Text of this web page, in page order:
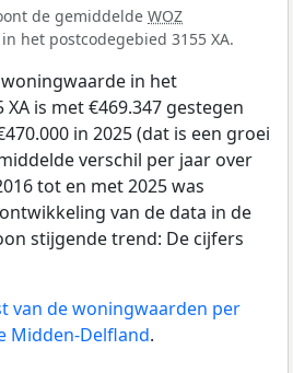
de gemiddelde WOZ
het postcodegebied 3155 XA.
woningwaarde in het
is met €469.347 gestegen
in 2025 (dat is een groei
verschil per jaar over
tot en met 2025 was
ontwikkeling van de data in de
stijgende trend: De cijfers
van de woningwaarden per
Midden-Delfland.